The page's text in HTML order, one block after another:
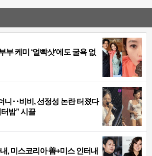
부 케미 ‘얼빡샷’에도 굴욕 없
니‥비비, 선정성 논란 터졌다
밤” 시끌
내, 미스코리아 善+미스 인터내